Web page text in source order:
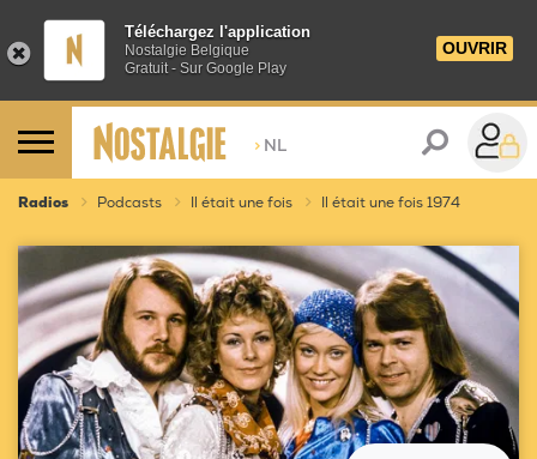
Téléchargez l'application
Nostalgie Belgique
Gratuit - Sur Google Play
OUVRIR
> NL
Radios Podcasts Il était une fois Il était une fois 1974